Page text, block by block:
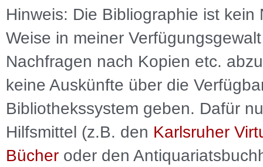
Hinweis: Die Bibliographie ist kein
Weise in meiner
Nachfragen nach Kopien etc.
keine Auskünfte über die
Bibliothekssystem geben. Dafür
Hilfsmittel (z.B. den Karlsruher
Bücher oder den